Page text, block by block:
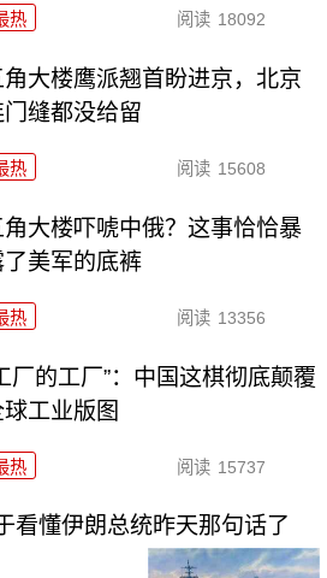
热 阅读 18092
角大楼鹰派翘首盼进京，北京
门缝都没给留
热 阅读 15608
角大楼吓唬中俄？这事恰恰暴
了美军的底裤
热 阅读 13356
厂的工厂”：中国这棋彻底颠覆
球工业版图
热 阅读 15737
看懂伊朗总统昨天那句话了